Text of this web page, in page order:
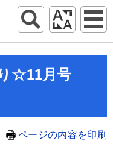
☆11月号
ページの内容を印刷